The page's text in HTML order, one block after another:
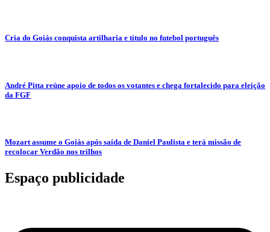
Cria do Goiás conquista artilharia e título no futebol português
André Pitta reúne apoio de todos os votantes e chega fortalecido para eleição
da FGF
Mozart assume o Goiás após saída de Daniel Paulista e terá missão de
recolocar Verdão nos trilhos
Espaço publicidade